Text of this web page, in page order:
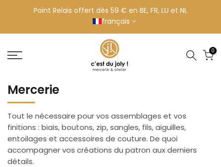
contenu
Point Relais offert dès 59 € en BE, FR, LU et NL
français
0
Mercerie
Tout le nécessaire pour vos assemblages et vos
finitions : biais, boutons, zip, sangles, fils, aiguilles,
entoilages et accessoires de couture. De quoi
accompagner vos créations du patron aux derniers
détails.